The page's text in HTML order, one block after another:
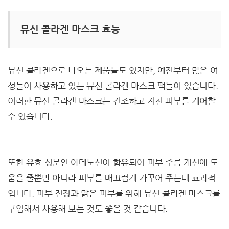
뮤신 콜라겐 마스크 효능
뮤신 콜라겐으로 나오는 제품들도 있지만, 예전부터 많은 여
성들이 사용하고 있는 뮤신 콜라겐 마스크 팩들이 있습니다.
이러한 뮤신 콜라겐 마스크는 건조하고 지친 피부를 케어할
수 있습니다.
또한 유효 성분인 아데노신이 함유되어 피부 주름 개선에 도
움을 줄뿐만 아니라 피부를 매끄럽게 가꾸어 주는데 효과적
입니다. 피부 진정과 맑은 피부를 위해 뮤신 콜라겐 마스크를
구입해서 사용해 보는 것도 좋을 것 같습니다.